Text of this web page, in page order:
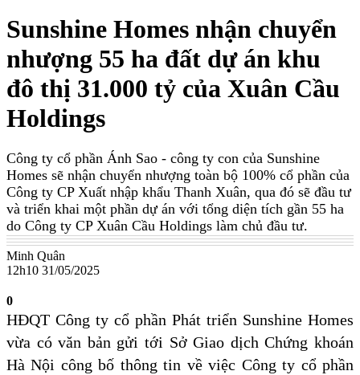
Sunshine Homes nhận chuyển
nhượng 55 ha đất dự án khu
đô thị 31.000 tỷ của Xuân Cầu
Holdings
Công ty cổ phần Ánh Sao - công ty con của Sunshine
Homes sẽ nhận chuyển nhượng toàn bộ 100% cổ phần của
Công ty CP Xuất nhập khẩu Thanh Xuân, qua đó sẽ đầu tư
và triển khai một phần dự án với tổng diện tích gần 55 ha
do Công ty CP Xuân Cầu Holdings làm chủ đầu tư.
Minh Quân
12h10 31/05/2025
0
HĐQT Công ty cổ phần Phát triển Sunshine Homes
vừa có văn bản gửi tới Sở Giao dịch Chứng khoán
Hà Nội công bố thông tin về việc Công ty cổ phần